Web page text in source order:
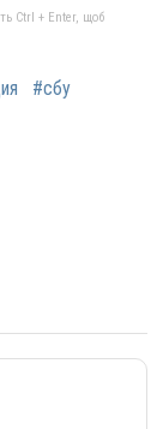
Ctrl + Enter, щоб
#сбу